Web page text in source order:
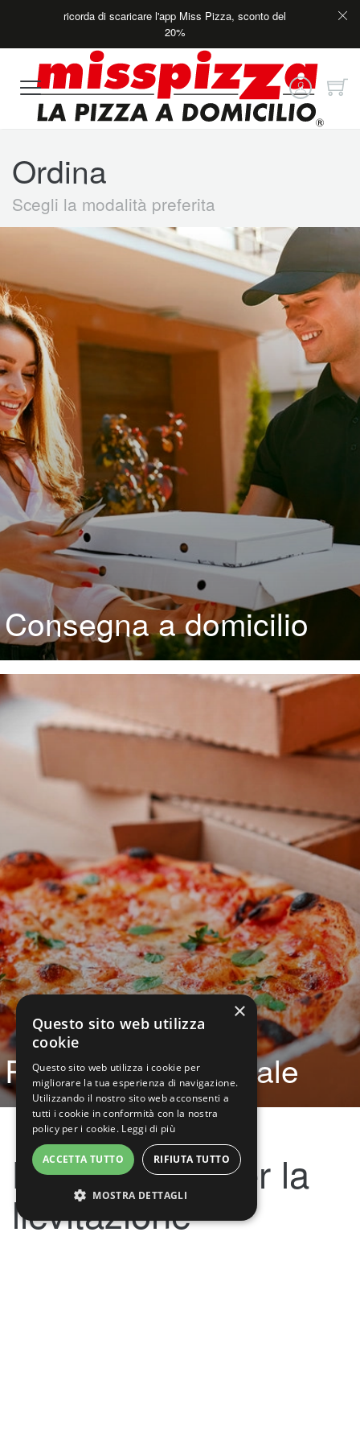
ricorda di scaricare l'app Miss Pizza, sconto del
20%
Ordina
Scegli la modalità preferita
Ritiro presso il locale
Consegna a domicilio
La passione per la
lievitazione
×
Questo sito web utilizza
cookie
Questo sito web utilizza i cookie per
migliorare la tua esperienza di navigazione.
Utilizzando il nostro sito web acconsenti a
tutti i cookie in conformità con la nostra
policy per i cookie. Leggi di più
ACCETTA TUTTO RIFIUTA TUTTO
MOSTRA DETTAGLI